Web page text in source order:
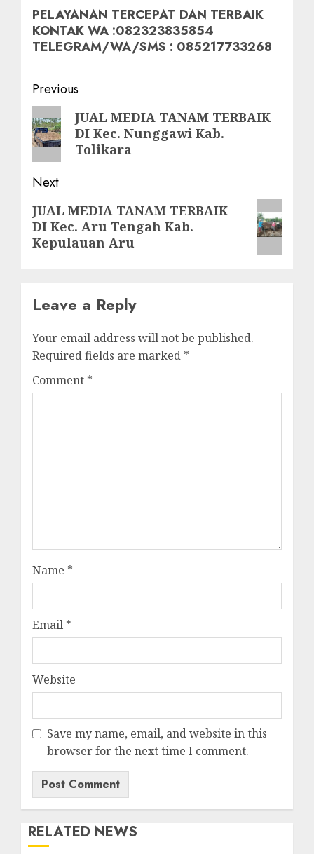
PELAYANAN TERCEPAT DAN TERBAIK
KONTAK WA :082323835854
TELEGRAM/WA/SMS : 085217733268
Post
navigation
Previous
Previous
post:
JUAL MEDIA TANAM TERBAIK
DI Kec. Nunggawi Kab.
Tolikara
Next
Next
post:
JUAL MEDIA TANAM TERBAIK
DI Kec. Aru Tengah Kab.
Kepulauan Aru
Leave a Reply
Your email address will not be published.
Required fields are marked *
Comment *
Name *
Email *
Website
Save my name, email, and website in this
browser for the next time I comment.
RELATED NEWS